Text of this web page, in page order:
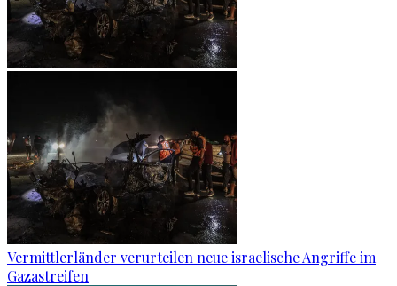
Vermittlerländer verurteilen neue israelische Angriffe im
Gazastreifen